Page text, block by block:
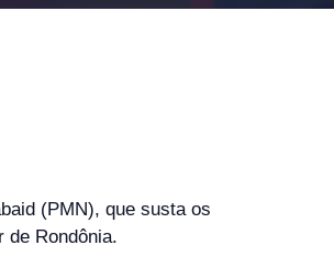
(PMN), que susta os
de Rondônia.